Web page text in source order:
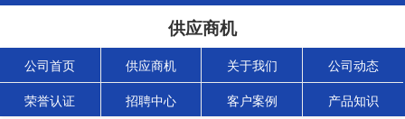
供应商机
公司首页 供应商机 关于我们 公司动态
荣誉认证 招聘中心 客户案例 产品知识